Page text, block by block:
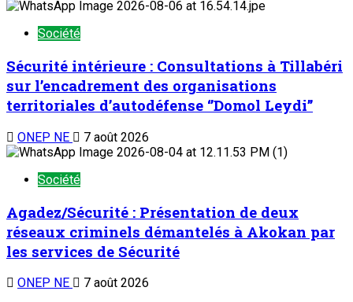
Société
Sécurité intérieure : Consultations à Tillabéri
sur l’encadrement des organisations
territoriales d’autodéfense ‘’Domol Leydi’’
ONEP NE 7 août 2026
Société
Agadez/Sécurité : Présentation de deux
réseaux criminels démantelés à Akokan par
les services de Sécurité
ONEP NE 7 août 2026